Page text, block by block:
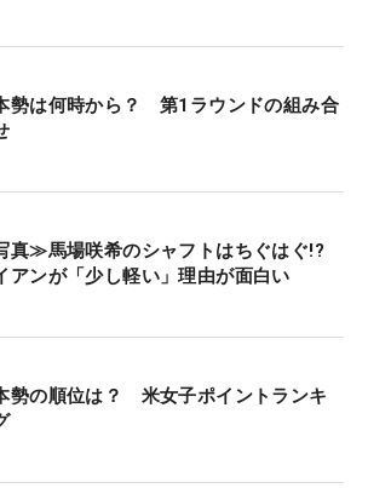
勢は何時から？ 第1ラウンドの組み合
真≫馬場咲希のシャフトはちぐはぐ!?
アンが「少し軽い」理由が面白い
勢の順位は？ 米女子ポイントランキ